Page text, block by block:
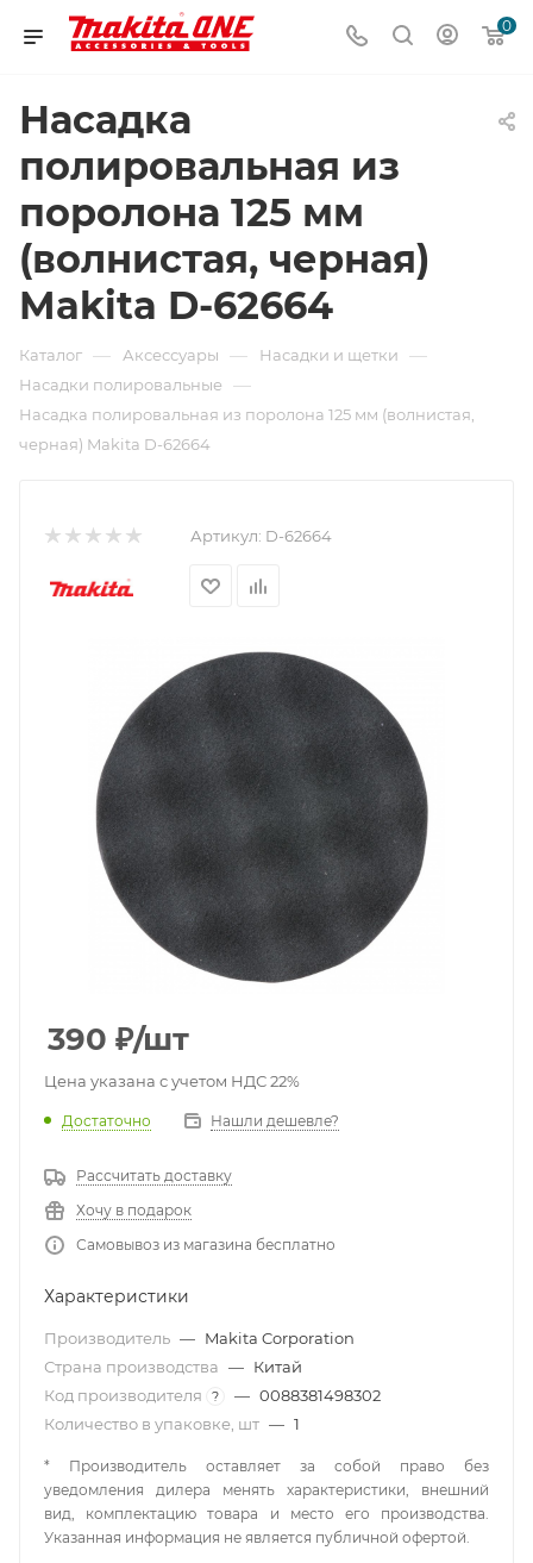
0
Насадка
полировальная из
поролона 125 мм
(волнистая, черная)
Makita D-62664
Каталог — Аксессуары — Насадки и щетки —
Насадки полировальные —
Насадка полировальная из поролона 125 мм (волнистая,
черная) Makita D-62664
Артикул: D-62664
390 ₽/шт
Цена указана с учетом НДС 22%
Достаточно Нашли дешевле?
Рассчитать доставку
Хочу в подарок
Самовывоз из магазина бесплатно
Характеристики
Производитель — Makita Corporation
Страна производства — Китай
Код производителя
? — 0088381498302
Количество в упаковке, шт — 1
* Производитель оставляет за собой право без
уведомления дилера менять характеристики, внешний
вид, комплектацию товара и место его производства.
Указанная информация не является публичной офертой.